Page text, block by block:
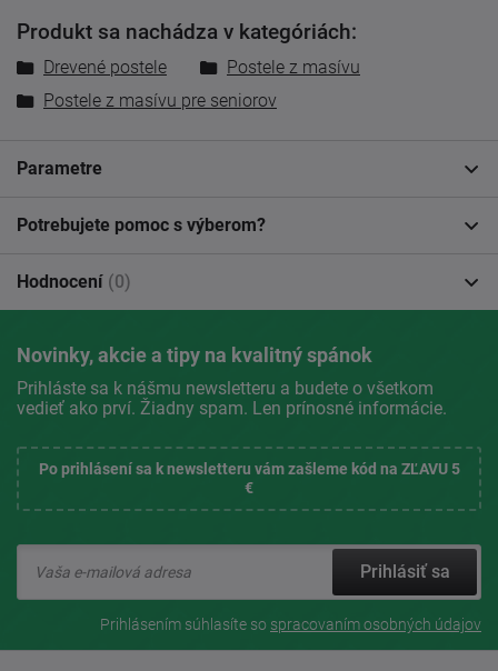
Produkt sa nachádza v kategóriách:
Drevené postele
Postele z masívu
Postele z masívu pre seniorov
Parametre
Potrebujete pomoc s výberom?
Hodnocení (0)
Novinky, akcie a tipy na kvalitný spánok
Prihláste sa k nášmu newsletteru a budete o všetkom
vedieť ako prví. Žiadny spam. Len prínosné informácie.
Po prihlásení sa k newsletteru vám zašleme kód na ZĽAVU 5
€
Prihlásiť sa
Prihlásením súhlasíte so spracovaním osobných údajov